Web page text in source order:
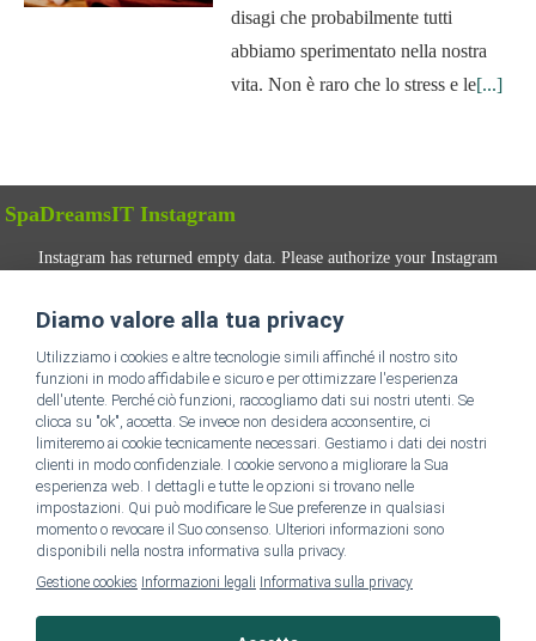
disagi che probabilmente tutti
abbiamo sperimentato nella nostra
vita. Non è raro che lo stress e le[...]
SpaDreamsIT Instagram
Instagram has returned empty data. Please authorize your Instagram
SEGUICI
Vai alla homepage di SpaDreams IT
Informazioni Legali
Diamo valore alla tua privacy
Utilizziamo i cookies e altre tecnologie simili affinché il nostro sito
funzioni in modo affidabile e sicuro e per ottimizzare l'esperienza
dell'utente. Perché ciò funzioni, raccogliamo dati sui nostri utenti. Se
clicca su "ok", accetta. Se invece non desidera acconsentire, ci
limiteremo ai cookie tecnicamente necessari. Gestiamo i dati dei nostri
clienti in modo confidenziale. I cookie servono a migliorare la Sua
esperienza web. I dettagli e tutte le opzioni si trovano nelle
impostazioni. Qui può modificare le Sue preferenze in qualsiasi
momento o revocare il Suo consenso. Ulteriori informazioni sono
disponibili nella nostra informativa sulla privacy.
Gestione cookies Informazioni legali Informativa sulla privacy